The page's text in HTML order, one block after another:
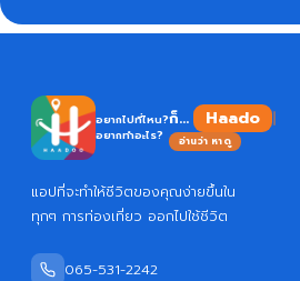
อยากไปที่ไหน?
อยากทำอะไร?
ก็... Haadoo
อ่านว่า หาดู
แอปที่จะทำให้ชีวิตของคุณง่ายขึ้นใน
ทุกๆ การท่องเที่ยว ออกไปใช้ชีวิต
065-531-2242